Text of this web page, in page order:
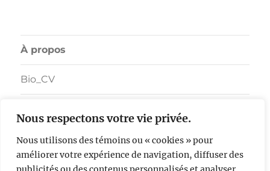
Nous respectons votre vie privée.
Nous utilisons des témoins ou « cookies » pour
améliorer votre expérience de navigation, diffuser des
À propos
Bio_CV
FacebookLinkedInBlueskyYoutubeVimeo
Sylvie Chenard Artiste
Fièrement propulsé par
WordPress